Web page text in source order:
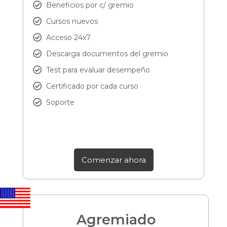
Beneficios por c/ gremio
Cursos nuevos
Acceso 24x7
Descarga documentos del gremio
Test para evaluar desempeño
Certificado por cada curso
Soporte
Comenzar ahora
Agremiado